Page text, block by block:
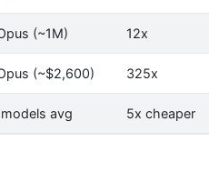
(~1M) 12x
(~$2,600) 325x
avg 5x cheaper